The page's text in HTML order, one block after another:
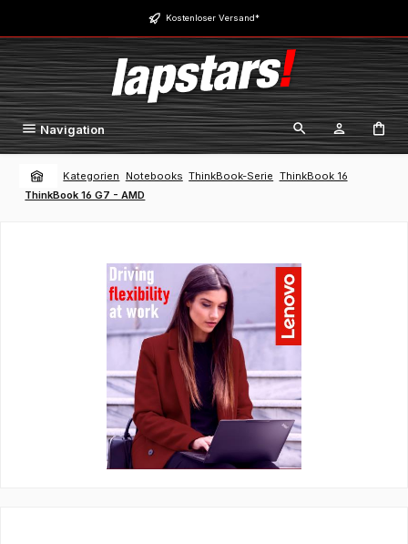
Zum Hauptinhalt springen Kostenloser Versand*
Navigation
Kategorien Notebooks ThinkBook-Serie ThinkBook 16
ThinkBook 16 G7 - AMD